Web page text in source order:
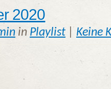
2020
in Playlist Keine